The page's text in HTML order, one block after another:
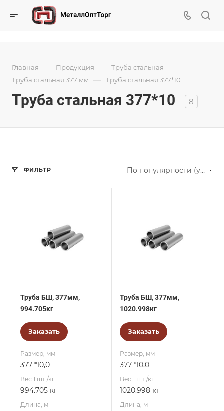
Главная — Продукция — Труба стальная —
Труба стальная 377 мм — Труба стальная 377*10
Труба стальная 377*10 8
ФИЛЬТР По популярности (убывание)
Труба БШ, 377мм,
994.705кг
Заказать
Размер, мм
377 *10,0
Вес 1 шт./кг.
994.705 кг
Длина, м
Труба БШ, 377мм,
1020.998кг
Заказать
Размер, мм
377 *10,0
Вес 1 шт./кг.
1020.998 кг
Длина, м